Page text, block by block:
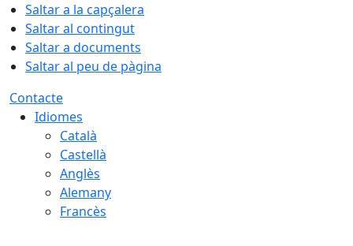
Saltar a la capçalera
Saltar al contingut
Saltar a documents
Saltar al peu de pàgina
Contacte
Idiomes
Català
Castellà
Anglès
Alemany
Francès